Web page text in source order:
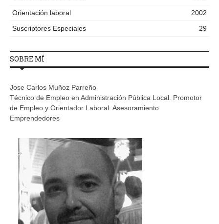
Orientación laboral
2002
Suscriptores Especiales
29
SOBRE MÍ
Jose Carlos Muñoz Parreño
Técnico de Empleo en Administración Pública Local. Promotor
de Empleo y Orientador Laboral. Asesoramiento
Emprendedores